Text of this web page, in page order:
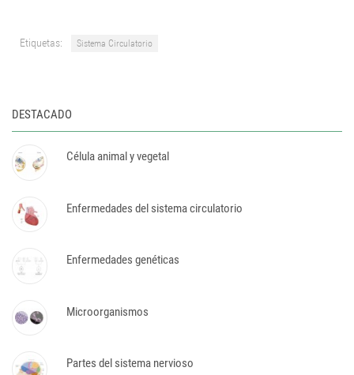
Etiquetas: Sistema Circulatorio
DESTACADO
Célula animal y vegetal
Enfermedades del sistema circulatorio
Enfermedades genéticas
Microorganismos
Partes del sistema nervioso